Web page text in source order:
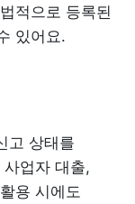
적으로 등록된
있어요.
고 상태를
업자 대출,
용 시에도